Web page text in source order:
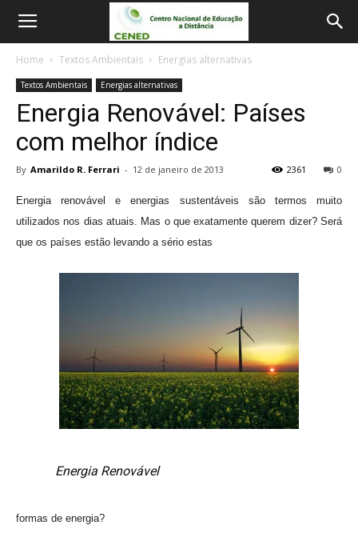
Home Textos Ambientais Energias alternativas
Textos Ambientais Energias alternativas
Energia Renovável: Países
com melhor índice
By Amarildo R. Ferrari - 12 de janeiro de 2013 0
2361
Energia renovável e energias sustentáveis são termos muito
utilizados nos dias atuais. Mas o que exatamente querem dizer? Será
que os países estão levando a sério estas
Energia Renovável
formas de energia?